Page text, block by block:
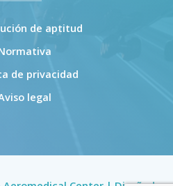
de aptitud
de privacidad
legal